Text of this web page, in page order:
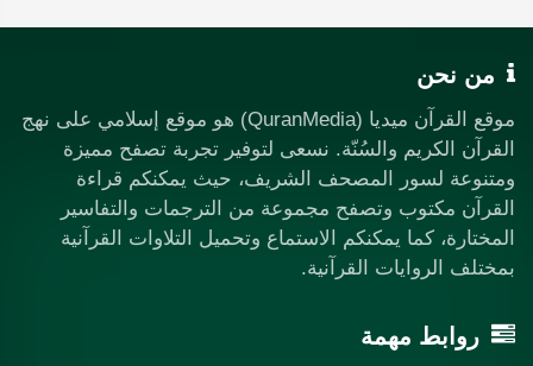
من نحن
موقع القرآن ميديا (QuranMedia) هو موقع إسلامي على نهج
القرآن الكريم والسُنّة. نسعى لتوفير تجربة تصفح مميزة
ومتنوعة لسور المصحف الشريف، حيث يمكنكم قراءة
القرآن مكتوب وتصفح مجموعة من الترجمات والتفاسير
المختارة، كما يمكنكم الاستماع وتحميل التلاوات القرآنية
بمختلف الروايات القرآنية.
روابط مهمة